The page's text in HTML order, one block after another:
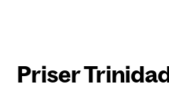
Priser